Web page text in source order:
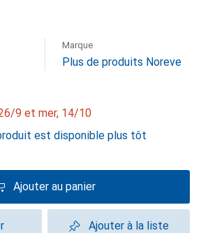
Marque
Plus de produits Noreve
9 et mer, 14/10
est disponible plus tôt
Ajouter au panier
Ajouter à la liste